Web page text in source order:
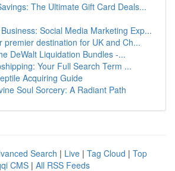
The Ultimate Gift Card Deals...
Social Media Marketing Exp...
premier destination for UK and Ch...
DeWalt Liquidation Bundles -...
Your Full Search Term ...
Acquiring Guide
Soul Sorcery: A Radiant Path
Search | Live | Tag Cloud | Top
CMS | All RSS Feeds